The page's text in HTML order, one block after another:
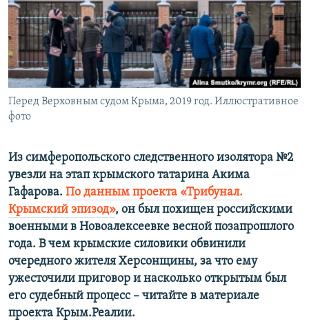
КРЫМ.НЕПОКОРЕННЫЙ
ELIFBE
УКРАИНСКАЯ ПРОБЛЕМА КРЫМА
Все сайты RFE/RL
Перед Верховным судом Крыма, 2019 год. Иллюстративное
фото
Из симферопольского следственного изолятора №2
увезли на этап крымского татарина Акима
Гафарова. По данным проекта «Трибунал.
Крымский эпизод», он был похищен российскими
военными в Новоалексеевке весной позапрошлого
года. В чем крымские силовики обвинили
очередного жителя Херсонщины, за что ему
ужесточили приговор и насколько открытым был
его судебный процесс – читайте в материале
проекта Крым.Реалии.